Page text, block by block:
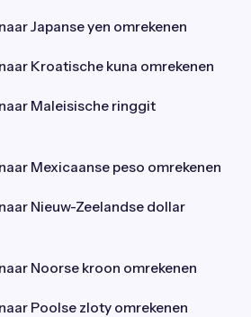
Japanse yen omrekenen
Kroatische kuna omrekenen
Maleisische ringgit
Mexicaanse peso omrekenen
Nieuw-Zeelandse dollar
Noorse kroon omrekenen
Poolse zloty omrekenen